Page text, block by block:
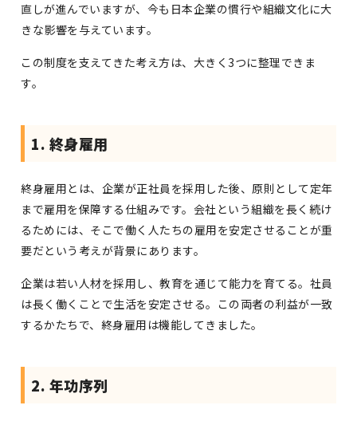
直しが進んでいますが、今も日本企業の慣行や組織文化に大
きな影響を与えています。
この制度を支えてきた考え方は、大きく3つに整理できま
す。
1. 終身雇用
終身雇用とは、企業が正社員を採用した後、原則として定年
まで雇用を保障する仕組みです。会社という組織を長く続け
るためには、そこで働く人たちの雇用を安定させることが重
要だという考えが背景にあります。
企業は若い人材を採用し、教育を通じて能力を育てる。社員
は長く働くことで生活を安定させる。この両者の利益が一致
するかたちで、終身雇用は機能してきました。
2. 年功序列